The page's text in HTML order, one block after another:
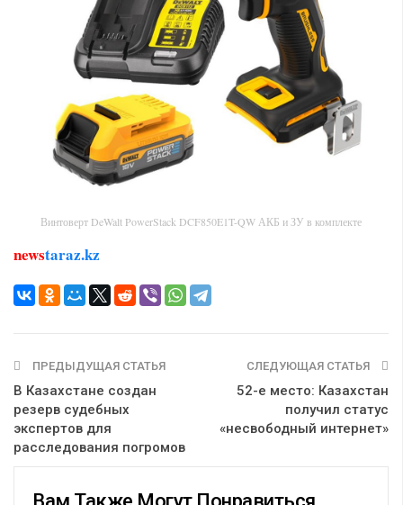
Винтоверт DeWalt PowerStack DCF850E1T-QW АКБ и ЗУ в комплекте
newstaraz.kz
ПРЕДЫДУЩАЯ СТАТЬЯ
В Казахстане создан
резерв судебных
экспертов для
расследования погромов
СЛЕДУЮЩАЯ СТАТЬЯ
52-е место: Казахстан
получил статус
«несвободный интернет»